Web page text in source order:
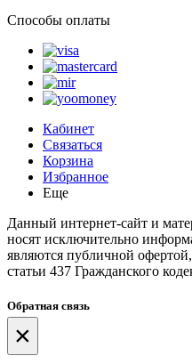
Способы оплаты
Кабинет
Связаться
Корзина
Избранное
Еще
Данный интернет-сайт и
носят исключительно
являются публичной
статьи 437 Гражданского
Обратная связь
×